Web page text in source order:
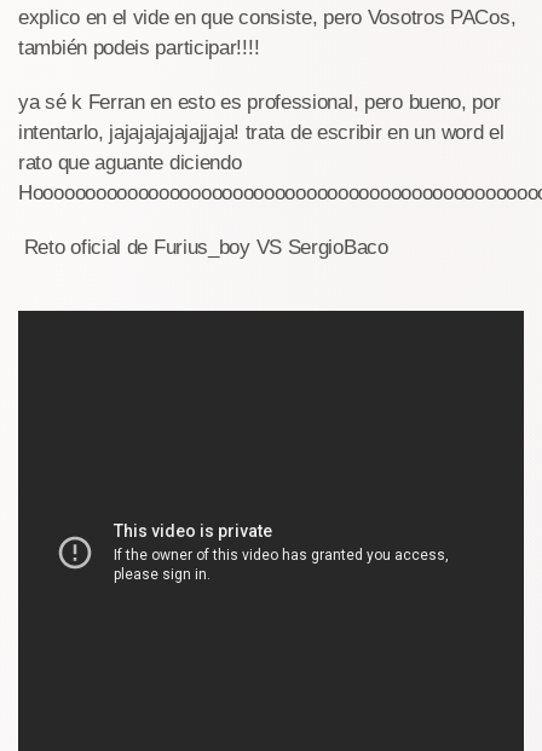
explico en el vide en que consiste, pero Vosotros PACos,
también podeis participar!!!!
ya sé k Ferran en esto es professional, pero bueno, por
intentarlo, jajajajajajajjaja! trata de escribir en un word el
rato que aguante diciendo
Reto oficial de Furius_boy VS SergioBaco